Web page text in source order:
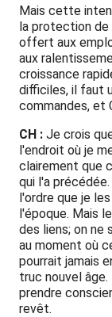
Mais cette
la protection de
offert aux
aux
croissance
difficiles, il faut
commandes, et
CH : Je crois
l'endroit où je
clairement que
qui l'a
l'ordre que je
l'époque. Mais
des liens; on
au moment où
pourrait jamais
truc nouvel
prendre
revêt.